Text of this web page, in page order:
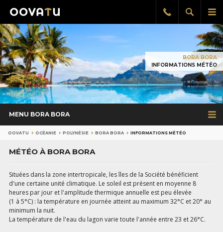
le
Afficher
la
Rappel
gratuit
BORA BORA
INFORMATIONS MÉTÉO
MENU BORA BORA
OOVATU OCÉANIE POLYNÉSIE BORA BORA INFORMATIONS MÉTÉO
MÉTÉO À BORA BORA
Situées dans la zone intertropicale, les îles de la Société bénéficient
d'une certaine unité climatique. Le soleil est présent en moyenne 8
heures par jour et l'amplitude thermique annuelle est peu élevée
(1 à 5°C) : la température en journée atteint au maximum 32°C et 20° au
minimum la nuit.
La température de l'eau du lagon varie toute l'année entre 23 et 26°C.